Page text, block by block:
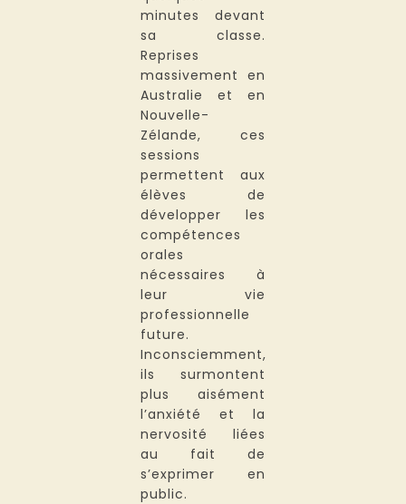
minutes devant
sa classe.
Reprises
massivement en
Australie et en
Nouvelle-
Zélande, ces
sessions
permettent aux
élèves de
développer les
compétences
orales
nécessaires à
leur vie
professionnelle
future.
Inconsciemment,
ils surmontent
plus aisément
l’anxiété et la
nervosité liées
au fait de
s’exprimer en
public.